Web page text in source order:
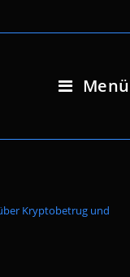
Menü
Kryptobetrug und